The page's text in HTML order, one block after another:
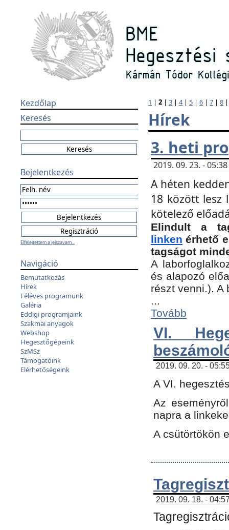
Kezdőlap
Keresés
Bejelentkezés
Elfelejtettem a jelszavam...
Navigáció
Bemutatkozás
Hírek
Féléves programunk
Galéria
Eddigi programjaink
Szakmai anyagok
Webshop
Hegesztőgépeink
SzMSz
Támogatóink
Elérhetőségeink
1 | 2 | 3 | 4| 5 | 6 | 7 | 8
Hírek
3. heti
2019. 09. 23. -
A héten
18 között lesz
kötelező
Elindult a
linken érhető
tagságot
A
és alapozó
részt venni.).
...
Tovább
VI.
2019. 09. 20. -
A VI.
Az
napra a
A csütörtökön
2019. 09. 18. -